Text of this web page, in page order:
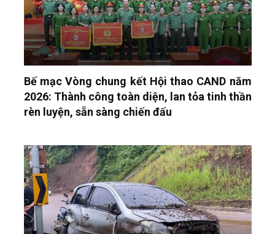
Bế mạc Vòng chung kết Hội thao CAND năm
2026: Thành công toàn diện, lan tỏa tinh thần
rèn luyện, sẵn sàng chiến đấu